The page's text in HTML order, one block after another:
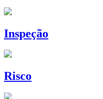
Inspeção
Risco